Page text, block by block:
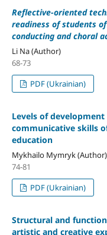
Reflective-oriented
readiness of students
conducting and choral
Li Na (Author)
68-73
PDF (Ukrainian)
Levels of
communicative skills
education
Mykhailo Mymryk (Author)
74-81
PDF (Ukrainian)
Structural and
artistic and creative